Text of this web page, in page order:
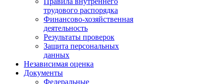
трудового распорядка
Финансово-хозяйственная
деятельность
Результаты проверок
Защита персональных
данных
Независимая оценка
Документы
Федеральные